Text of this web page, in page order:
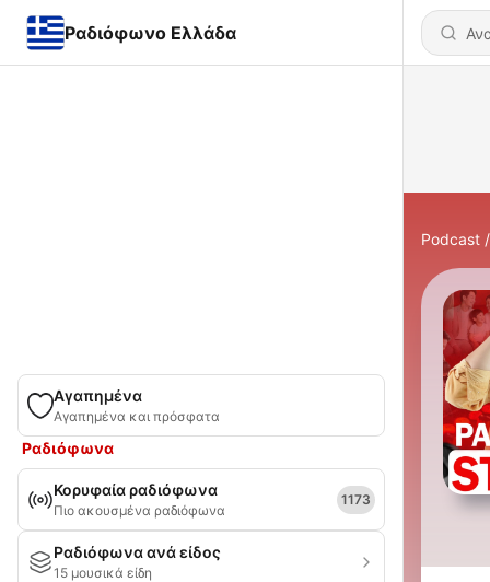
Ραδιόφωνο Ελλάδα
Αγαπημένα
Αγαπημένα και πρόσφατα
Ραδιόφωνα
Κορυφαία ραδιόφωνα
Πιο ακουσμένα ραδιόφωνα
1173
Ραδιόφωνα ανά είδος
15 μουσικά είδη
Podcast